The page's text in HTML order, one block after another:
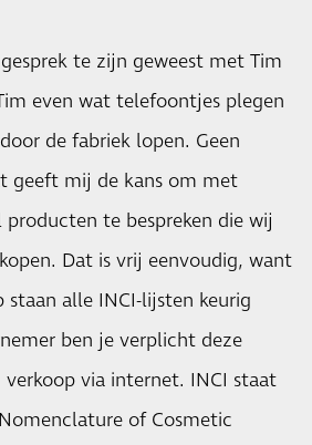
te zijn geweest met Tim
even wat telefoontjes plegen
de fabriek lopen. Geen
geeft mij de kans om met
te bespreken die wij
Dat is vrij eenvoudig, want
staan alle INCI-lijsten keurig
ben je verplicht deze
via internet. INCI staat
of Cosmetic